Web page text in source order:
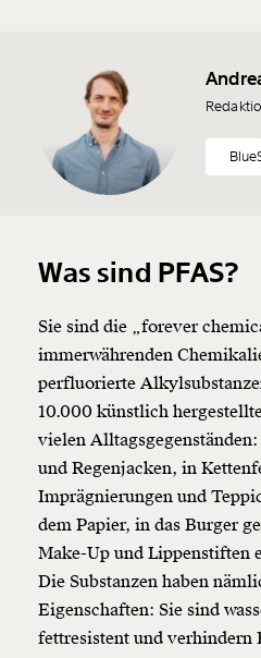
Was sind PFAS?
Sie sind die „forever
immerwährenden
perfluorierte
10.000 künstlich
vielen
und Regenjacken, in
Imprägnierungen und
dem Papier, in das Burger
Make-Up und Lippenstiften
Die Substanzen haben
Eigenschaften: Sie sind
fettresistent und verhindern